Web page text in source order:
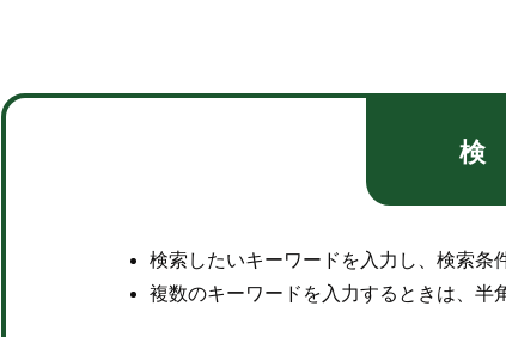
検
検索したいキーワードを入力し、検索条
複数のキーワードを入力するときは、半